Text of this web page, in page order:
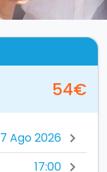
54€
chevron_right
17:00 chevron_right